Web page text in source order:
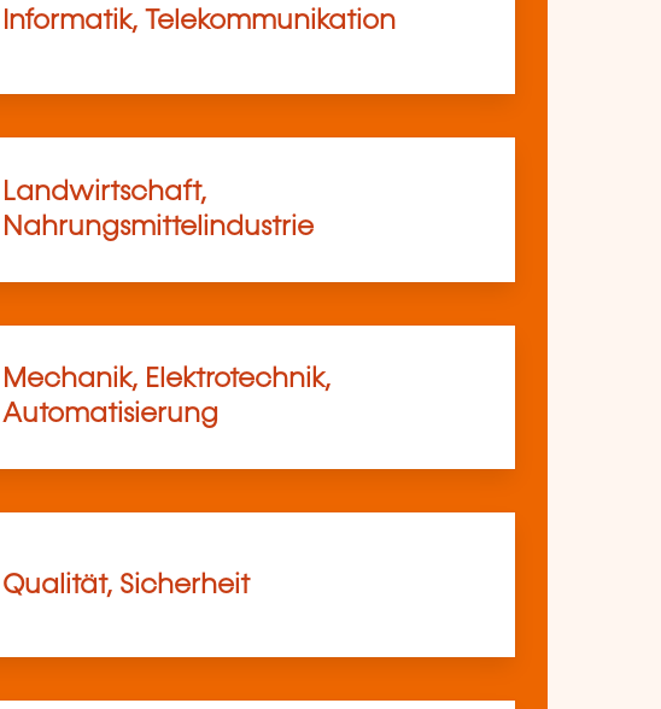
Informatik, Telekommunikation
Landwirtschaft,
Nahrungsmittelindustrie
Mechanik, Elektrotechnik,
Automatisierung
Qualität, Sicherheit